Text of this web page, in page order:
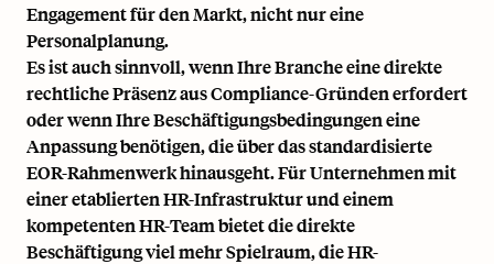
Engagement für den Markt, nicht nur eine
Personalplanung.
Es ist auch sinnvoll, wenn Ihre Branche eine direkte
rechtliche Präsenz aus Compliance-Gründen erfordert
oder wenn Ihre Beschäftigungsbedingungen eine
Anpassung benötigen, die über das standardisierte
EOR-Rahmenwerk hinausgeht. Für Unternehmen mit
einer etablierten HR-Infrastruktur und einem
kompetenten HR-Team bietet die direkte
Beschäftigung viel mehr Spielraum, die HR-